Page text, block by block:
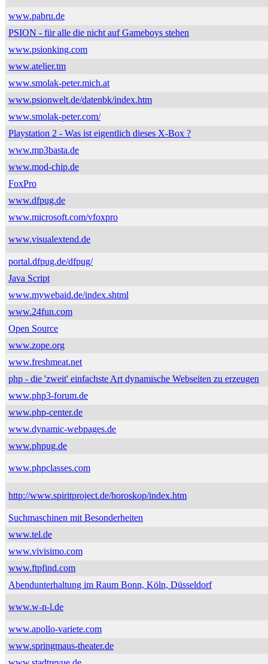
www.pabru.de
PSION - für alle die nicht auf Gameboys stehen
www.psionking.com
www.atelier.tm
www.smolak-peter.mich.at
www.psionwelt.de/datenbk/index.htm
www.smolak-peter.com/
Playstation 2 - Was ist eigentlich dieses X-Box ?
www.mp3basta.de
www.mod-chip.de
FoxPro
www.dfpug.de
www.microsoft.com/vfoxpro
www.visualextend.de
portal.dfpug.de/dfpug/
Java Script
www.mywebaid.de/index.shtml
www.24fun.com
Open Source
www.zope.org
www.freshmeat.net
php - die 'zweit' einfachste Art dynamische Webseiten zu erzeugen
www.php3-forum.de
www.php-center.de
www.dynamic-webpages.de
www.phpug.de
www.phpclasses.com
http://www.spiritproject.de/horoskop/index.htm
Suchmaschinen mit Besonderheiten
www.tel.de
www.vivisimo.com
www.ftpfind.com
Abendunterhaltung im Raum Bonn, Köln, Düsseldorf
www.w-n-l.de
www.apollo-variete.com
www.springmaus-theater.de